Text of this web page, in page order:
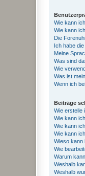
Wie kann
Wie kann
Die
Ich habe
Meine
Was sind
Wie
Was ist
Wenn ich
Beiträge
Wie erstelle
Wie kann
Wie kann
Wie kann
Wieso kann
Wie
Warum
Weshalb
Weshalb